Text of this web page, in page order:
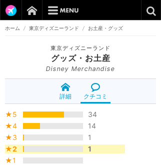
ホーム / 東京ディズニーランド / お土産・グッズ
東京ディズニーランド
グッズ・お土産
Disney Merchandise
詳細 クチコミ
★5
34
★4
14
★3
1
★2
1
★1